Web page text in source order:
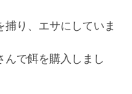
り、エサにしていま
んで餌を購入しまし